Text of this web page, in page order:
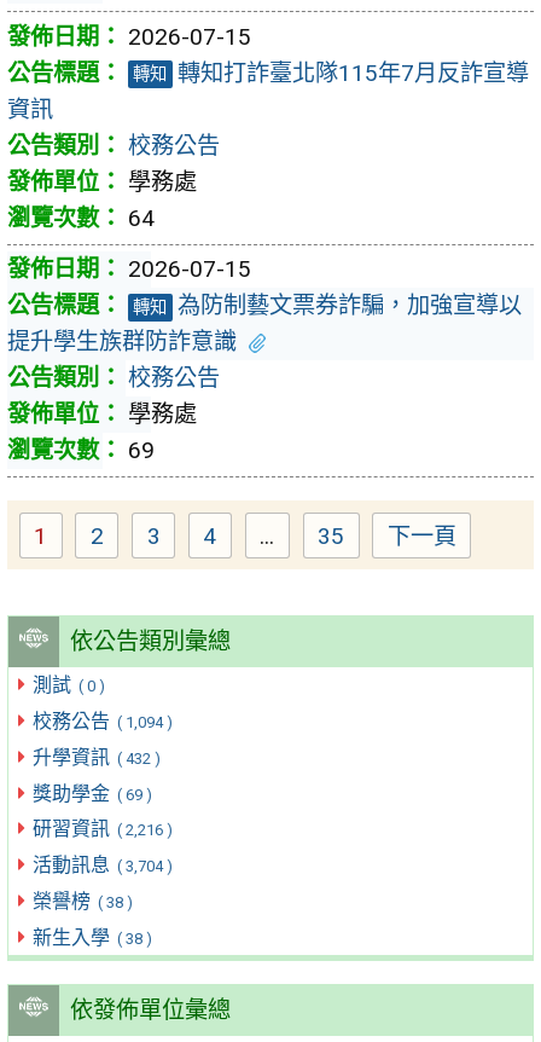
依公告類別彙總
測試 ( 0 )
校務公告 ( 1,094 )
升學資訊 ( 432 )
獎助學金 ( 69 )
研習資訊 ( 2,216 )
活動訊息 ( 3,704 )
榮譽榜 ( 38 )
新生入學 ( 38 )
依發佈單位彙總
2026-07-15
轉知
轉知打詐臺北隊115年7月反詐宣導
資訊
校務公告
學務處
64
2026-07-15
轉知
為防制藝文票券詐騙，加強宣導以
提升學生族群防詐意識
校務公告
學務處
69
Page
1 Page
2 Page
3 Page
4 ... Page
35 下一頁